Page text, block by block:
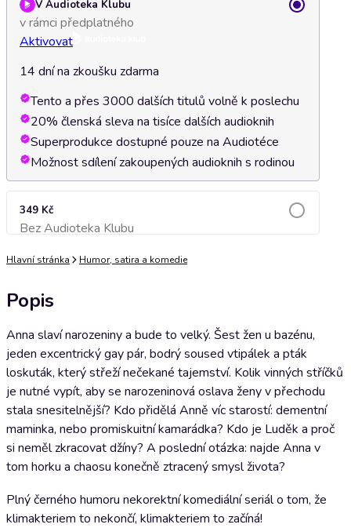
V Audioteka Klubu
v rámci předplatného
Aktivovat
14 dní na zkoušku zdarma
Tento a přes 3000 dalších titulů volně k poslechu
20% členská sleva na tisíce dalších audioknih
Superprodukce dostupné pouze na Audiotéce
Možnost sdílení zakoupených audioknih s rodinou
349 Kč
Bez Audioteka KlubuPřidat do košíku
Hlavní stránka Humor, satira a komedie
Popis
Anna slaví narozeniny a bude to velký. Šest žen u bazénu,
jeden excentrický gay pár, bodrý soused vtipálek a pták
loskuták, který střeží nečekané tajemství. Kolik vinných stříčků
je nutné vypít, aby se narozeninová oslava ženy v přechodu
stala snesitelnější? Kdo přidělá Anně víc starostí: dementní
maminka, nebo promiskuitní kamarádka? Kdo je Luděk a proč
si neměl zkracovat džíny? A poslední otázka: najde Anna v
tom horku a chaosu konečně ztracený smysl života?
Plný černého humoru nekorektní komediální seriál o tom, že
klimakteriem to nekončí, klimakteriem to začíná!